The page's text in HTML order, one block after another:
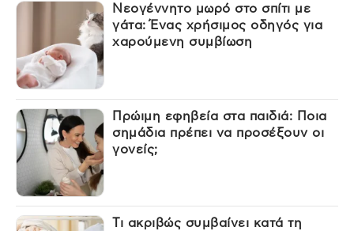
Νεογέννητο μωρό στο σπίτι με
γάτα: Ένας χρήσιμος οδηγός για
χαρούμενη συμβίωση
Πρώιμη εφηβεία στα παιδιά: Ποια
σημάδια πρέπει να προσέξουν οι
γονείς;
Τι ακριβώς συμβαίνει κατά τη